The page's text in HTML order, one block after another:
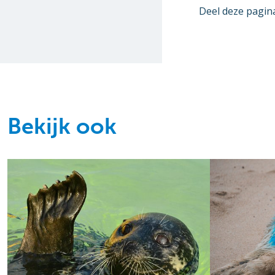
Deel deze
Bekijk ook